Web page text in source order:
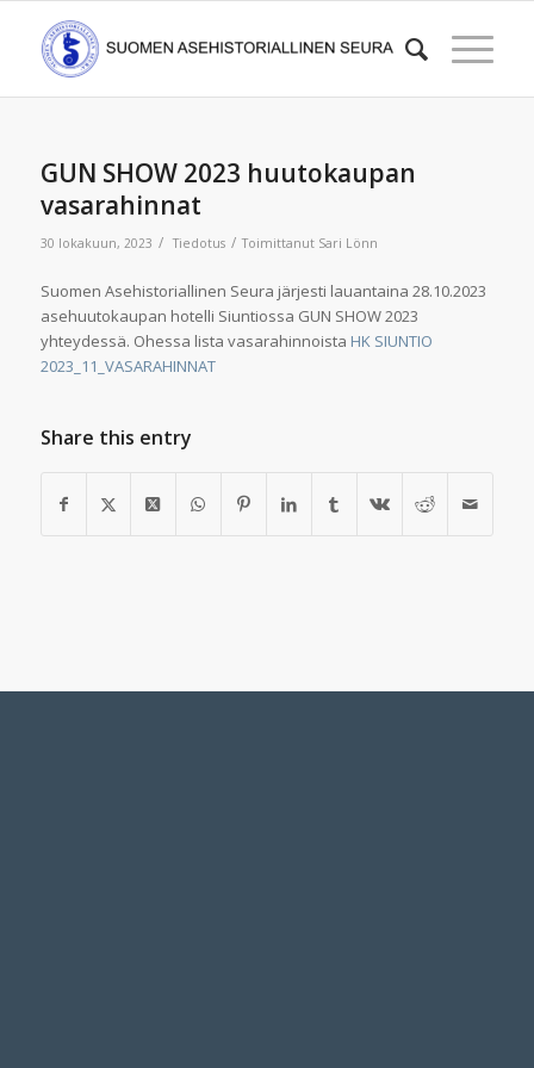
GUN SHOW 2023 huutokaupan
vasarahinnat
30 lokakuun, 2023 / Tiedotus / Toimittanut Sari Lönn
Suomen Asehistoriallinen Seura järjesti lauantaina 28.10.2023
asehuutokaupan hotelli Siuntiossa GUN SHOW 2023
yhteydessä. Ohessa lista vasarahinnoista HK SIUNTIO
2023_11_VASARAHINNAT
Share this entry